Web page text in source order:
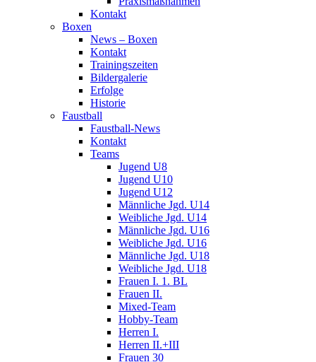
Kontakt
Boxen
News – Boxen
Kontakt
Trainingszeiten
Bildergalerie
Erfolge
Historie
Faustball
Faustball-News
Kontakt
Teams
Jugend U8
Jugend U10
Jugend U12
Männliche Jgd. U14
Weibliche Jgd. U14
Männliche Jgd. U16
Weibliche Jgd. U16
Männliche Jgd. U18
Weibliche Jgd. U18
Frauen I. 1. BL
Frauen II.
Mixed-Team
Hobby-Team
Herren I.
Herren II.+III
Frauen 30